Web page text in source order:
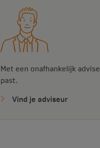
Met een onafhankelijk
past.
Vind je adviseur